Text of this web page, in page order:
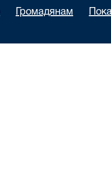
Громадянам